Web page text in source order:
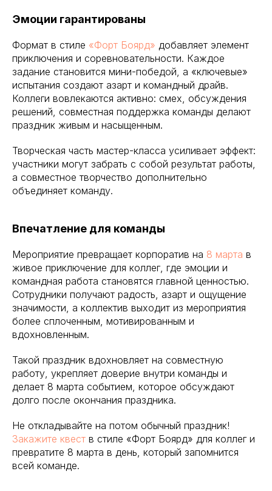
Эмоции гарантированы
Формат в стиле «Форт Боярд» добавляет элемент
приключения и соревновательности. Каждое
задание становится мини-победой, а «ключевые»
испытания создают азарт и командный драйв.
Коллеги вовлекаются активно: смех, обсуждения
решений, совместная поддержка команды делают
праздник живым и насыщенным.
Творческая часть мастер-класса усиливает эффект:
участники могут забрать с собой результат работы,
а совместное творчество дополнительно
объединяет команду.
Впечатление для команды
Мероприятие превращает корпоратив на 8 марта в
живое приключение для коллег, где эмоции и
командная работа становятся главной ценностью.
Сотрудники получают радость, азарт и ощущение
значимости, а коллектив выходит из мероприятия
более сплоченным, мотивированным и
вдохновленным.
Такой праздник вдохновляет на совместную
работу, укрепляет доверие внутри команды и
делает 8 марта событием, которое обсуждают
долго после окончания праздника.
Не откладывайте на потом обычный праздник!
Закажите квест в стиле «Форт Боярд» для коллег и
превратите 8 марта в день, который запомнится
всей команде.